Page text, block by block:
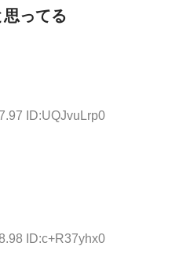
ってる
ID:UQJvuLrp0
ID:c+R37yhx0